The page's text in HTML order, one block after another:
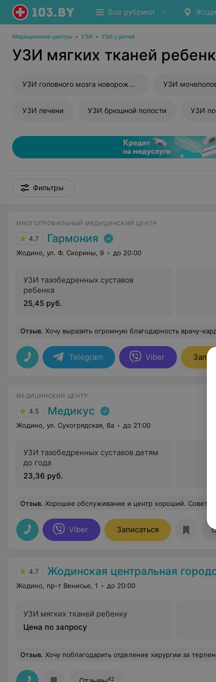
Все рубрики
Медицинские центры • УЗИ • УЗИ у детей
УЗИ мягких тканей
УЗИ головного мозга новорожденного УЗИ
УЗИ печени УЗИ брюшной полости УЗИ
Фильтры
МНОГОПРОФИЛЬНЫЙ МЕДИЦИНСКИЙ ЦЕНТР
4.7 Гармония
Жодино, ул. Ф. Скорины, 9 до 20:00
УЗИ тазобедренных суставов
ребенка
25,45 руб.
Отзыв. Хочу выразить огромную благодарность врачу-кардиологу Фалевичу Леониду Львовичу за очень внимательный и вдумчивый подход к проблемам пациента. Доктор Фалевич Л.Л. прекрасный специалист и
Telegram Viber
МЕДИЦИНСКИЙ ЦЕНТР
4.5 Медикус
Жодино, ул. Сухогрядская, 8а до 21:00
УЗИ тазобедренных суставов детям
до года
23,36 руб.
Отзыв. Хорошее обслуживание и центр хороший. Советую!
Viber Записаться
4.7 Жодинская центральная
Жодино, пр-т Венисье, 1 до 20:00
УЗИ мягких тканей ребенку
Цена по запросу
Отзыв. Хочу поблагодарить отделение хирургии за терпение, профессионализм и заботу, оказанные во время лечения в стационаре отделения. Не смотря на, как оказалось, лёгкое заболевание мне провели все необходимые процедуры для исключения рисков появления невыявленнвх поталогий. Выписываюсь с чувством
42